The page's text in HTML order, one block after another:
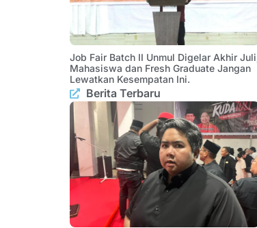
Job Fair Batch II Unmul Digelar Akhir
Mahasiswa dan Fresh Graduate Jangan
Lewatkan Kesempatan Ini.
Berita Terbaru